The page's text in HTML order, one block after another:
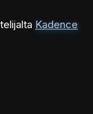
Kadence